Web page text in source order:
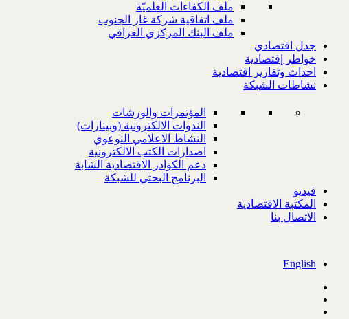
ملف الكفاءات العلميّة
ملف اتفاقية شركة غاز الجنوب
ملف البنك المركزي العراقي
جدل اقتصادي
خواطر إقتصادية
احداث وتقارير اقتصادية
نشاطات الشبكة
المؤتمرات والورشات
الندوات الالكترونية (وبينارات)
النشاط الاعلامي التوعوي
اصدارات الكتب الالكترونية
دعم الكوادر الاقتصادية الشابة
البرنامج البحثي للشبكة
فيديو
المكتبة الاقتصادية
الاتصال بنا
English